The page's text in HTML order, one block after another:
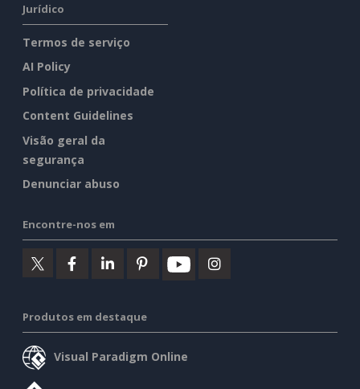
Jurídico
Termos de serviço
AI Policy
Política de privacidade
Content Guidelines
Visão geral da
segurança
Denunciar abuso
Encontre-nos em
Produtos em destaque
Visual Paradigm Online